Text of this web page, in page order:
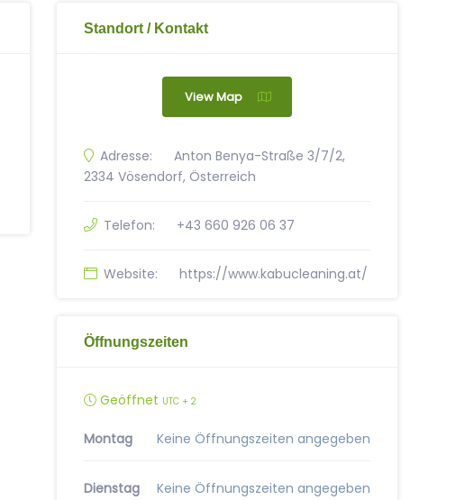
Standort / Kontakt
View Map
Adresse:
Anton Benya-Straße 3/7/2,
2334 Vösendorf, Österreich
Telefon: +43 660 926 06 37
Website: https://www.kabucleaning.at/
Öffnungszeiten
Geöffnet UTC + 2
Montag Keine Öffnungszeiten angegeben
Dienstag Keine Öffnungszeiten angegeben